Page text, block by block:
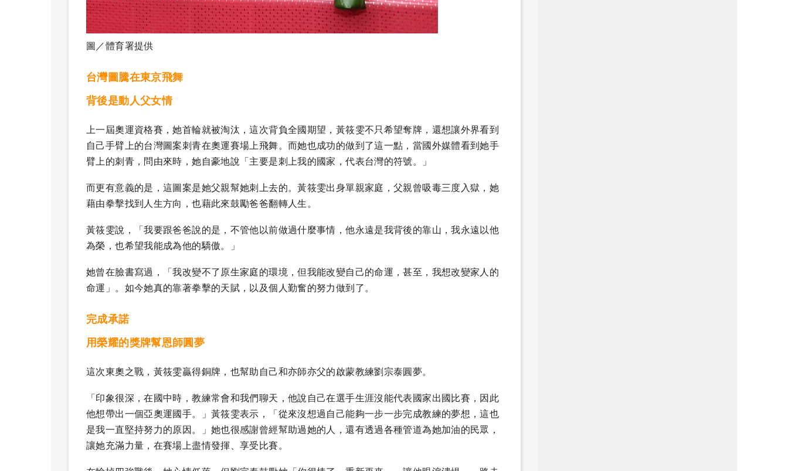
圖／體育署提供
台灣圖騰在東京飛舞
背後是動人父女情
上一屆奧運資格賽，她首輪就被淘汰，這次背負全國期望，黃筱雯不只希望奪牌，還想讓外界看到
自己手臂上的台灣圖案刺青在奧運賽場上飛舞。而她也成功的做到了這一點，當國外媒體看到她手
臂上的刺青，問由來時，她自豪地說「主要是刺上我的國家，代表台灣的符號。」
而更有意義的是，這圖案是她父親幫她刺上去的。黃筱雯出身單親家庭，父親曾吸毒三度入獄，她
藉由拳擊找到人生方向，也藉此來鼓勵爸爸翻轉人生。
黃筱雯說，「我要跟爸爸說的是，不管他以前做過什麼事情，他永遠是我背後的靠山，我永遠以他
為榮，也希望我能成為他的驕傲。」
她曾在臉書寫過，「我改變不了原生家庭的環境，但我能改變自己的命運，甚至，我想改變家人的
命運」。如今她真的靠著拳擊的天賦，以及個人勤奮的努力做到了。
完成承諾
用榮耀的獎牌幫恩師圓夢
這次東奧之戰，黃筱雯贏得銅牌，也幫助自己和亦師亦父的啟蒙教練劉宗泰圓夢。
「印象很深，在國中時，教練常會和我們聊天，他說自己在選手生涯沒能代表國家出國比賽，因此
他想帶出一個亞奧運國手。」黃筱雯表示，「從來沒想過自己能夠一步一步完成教練的夢想，這也
是我一直堅持努力的原因。」她也很感謝曾經幫助過她的人，還有透過各種管道為她加油的民眾，
讓她充滿力量，在賽場上盡情發揮、享受比賽。